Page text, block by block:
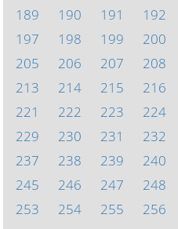
189
190 191 192
197
198 199 200
205
206 207 208
213
214 215 216
221
222 223 224
229
230 231 232
237
238 239 240
245
246 247 248
253
254 255 256